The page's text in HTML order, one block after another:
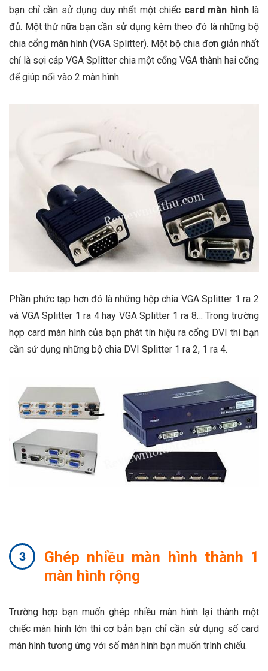
bạn chỉ cần sử dụng duy nhất một chiếc card màn hìnhlà
đủ. Một thứ nữa bạn cần sử dụng kèm theo đó là những bộ
chia cổng màn hình (VGA Splitter). Một bộ chia đơn giản nhất
chỉ là sợi cáp VGA Splitter chia một cổng VGA thành hai cổng
để giúp nối vào 2 màn hình.
Phần phức tạp hơn đó là những hộp chia VGA Splitter 1 ra 2
và VGA Splitter 1 ra 4 hay VGA Splitter 1 ra 8… Trong trường
hợp card màn hình của bạn phát tín hiệu ra cổng DVI thì bạn
cần sử dụng những bộ chia DVI Splitter 1 ra 2, 1 ra 4.
Ghép nhiều màn hình thành 1
màn hình rộng
Trường hợp bạn muốn ghép nhiều màn hình lại thành một
chiếc màn hình lớn thì cơ bản bạn chỉ cần sử dụng số card
màn hình tương ứng với số màn hình bạn muốn trình chiếu.